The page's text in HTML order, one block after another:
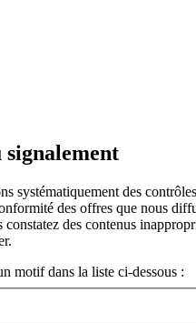
systématiquement des
des offres que nous
constatez des contenus
motif dans la liste ci-dessous :